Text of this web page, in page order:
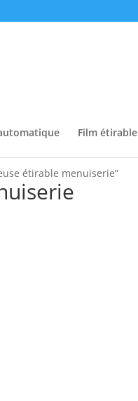
Film étirable
étirable menuiserie”